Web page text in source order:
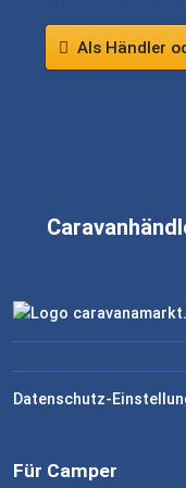
Als Händler
Datenschutz-
Für Camper